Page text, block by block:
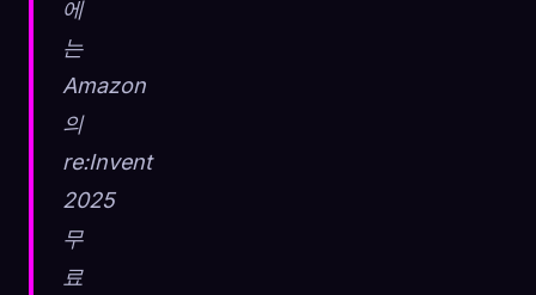
에
는
Amazon
의
re:Invent
2025
무
료
🧬
☁️모든 기기에서 컬렉션 저장